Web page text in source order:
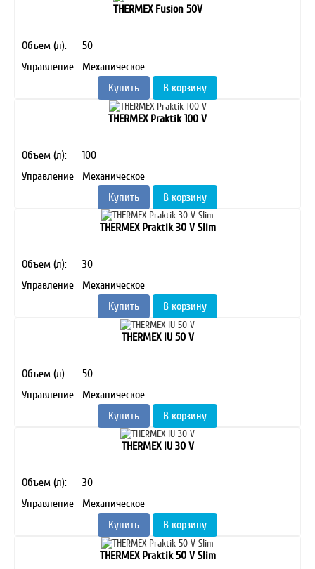
THERMEX Fusion 50V
Объем (л):
50
Управление
Механическое
Купить
В корзину
THERMEX Praktik 100 V
Объем (л):
100
Управление
Механическое
Купить
В корзину
THERMEX Praktik 30 V Slim
Объем (л):
30
Управление
Механическое
Купить
В корзину
THERMEX IU 50 V
Объем (л):
50
Управление
Механическое
Купить
В корзину
THERMEX IU 30 V
Объем (л):
30
Управление
Механическое
Купить
В корзину
THERMEX Praktik 50 V Slim